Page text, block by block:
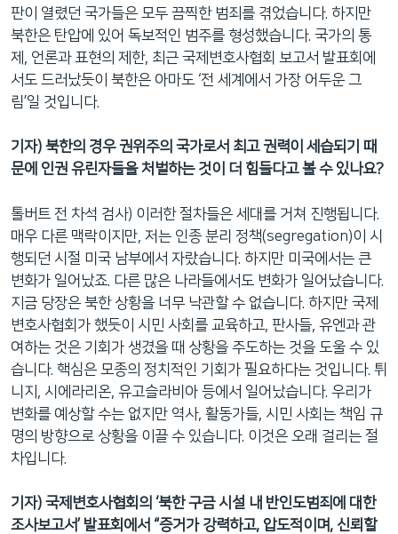
판이 열렸던 국가들은 모두 끔찍한 범죄를 겪었습니다. 하지만
북한은 탄압에 있어 독보적인 범주를 형성했습니다. 국가의 통
제, 언론과 표현의 제한, 최근 국제변호사협회 보고서 발표회에
서도 드러났듯이 북한은 아마도 ‘전 세계에서 가장 어두운 그
림’일 것입니다.
기자) 북한의 경우 권위주의 국가로서 최고 권력이 세습되기 때
문에 인권 유린자들을 처벌하는 것이 더 힘들다고 볼 수 있나요?
톨버트 전 차석 검사) 이러한 절차들은 세대를 거쳐 진행됩니다.
매우 다른 맥락이지만, 저는 인종 분리 정책(segregation)이 시
행되던 시절 미국 남부에서 자랐습니다. 하지만 미국에서는 큰
변화가 일어났죠. 다른 많은 나라들에서도 변화가 일어났습니다.
지금 당장은 북한 상황을 너무 낙관할 수 없습니다. 하지만 국제
변호사협회가 했듯이 시민 사회를 교육하고, 판사들, 유엔과 관
여하는 것은 기회가 생겼을 때 상황을 주도하는 것을 도울 수 있
습니다. 핵심은 모종의 정치적인 기회가 필요하다는 것입니다. 튀
니지, 시에라리온, 유고슬라비아 등에서 일어났습니다. 우리가
변화를 예상할 수는 없지만 역사, 활동가들, 시민 사회는 책임 규
명의 방향으로 상황을 이끌 수 있습니다. 이것은 오래 걸리는 절
차입니다.
기자) 국제변호사협회의 ‘북한 구금 시설 내 반인도범죄에 대한
조사보고서’ 발표회에서 “증거가 강력하고, 압도적이며, 신뢰할